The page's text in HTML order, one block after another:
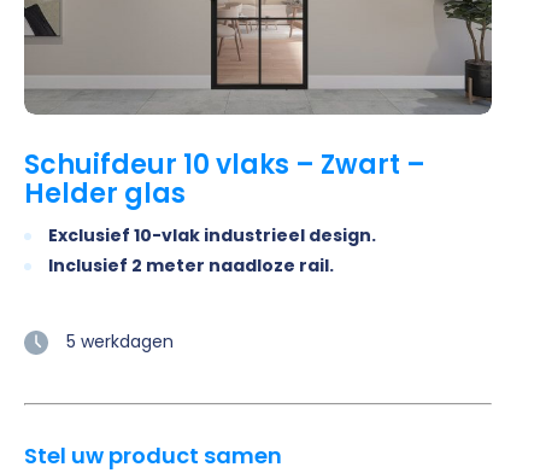
Schuifdeur 10 vlaks – Zwart –
Helder glas
Exclusief 10-vlak industrieel design.
Inclusief 2 meter naadloze rail.
5 werkdagen
Stel uw product samen